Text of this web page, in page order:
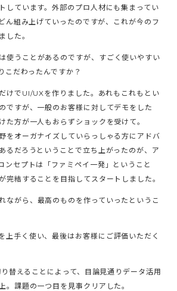
しています。外部のプロ人材にも集まってい
ん組み上げていったのですが、これが今のフ
した。
使うことがあるのですが、すごく使いやすい
こだわったんですか？
けでUI/UXを作りました。あれもこれもとい
ですが、一般のお客様に対してデモをした
た方が一人もおらずショックを受けて。
をオーガナイズしていらっしゃる方にアドバ
るだろうということで立ち上がったのが、ア
ンセプトは「ファミペイ一発」ということ
完結することを目指してスタートしました。
ながら、最高のものを作っていったというこ
上手く使い、最後はお客様にご評価いただく
替えることによって、目論見通りデータ活用
。課題の一つ目を見事クリアした。